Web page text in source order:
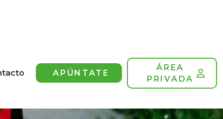
APÚNTATE
ÁREA
PRIVADA